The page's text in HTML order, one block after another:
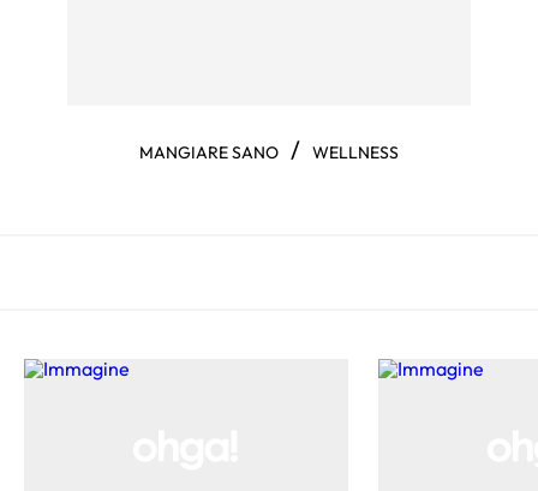
MANGIARE SANO / WELLNESS